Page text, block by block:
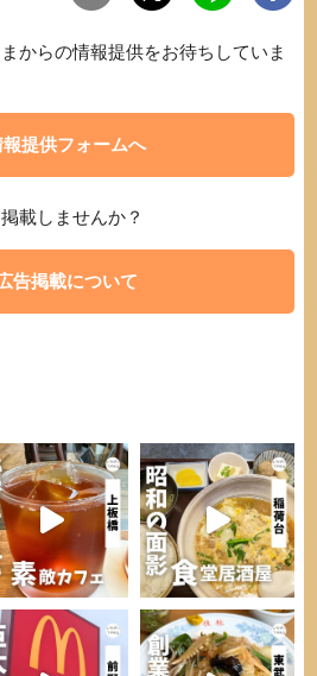
からの情報提供をお待ちしていま
報提供フォームへ
載しませんか？
告掲載について